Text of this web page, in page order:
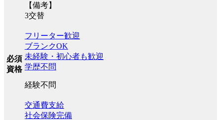
【備考】
3交替
必須
資格
フリーター歓迎
ブランクOK
未経験・初心者も歓迎
学歴不問
経験不問
交通費支給
社会保険完備